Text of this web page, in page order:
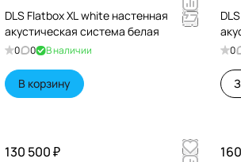
DLS Flatbox XL white настенная
акустическая система белая
0 0 В наличии
В корзину
0
130 500 ₽